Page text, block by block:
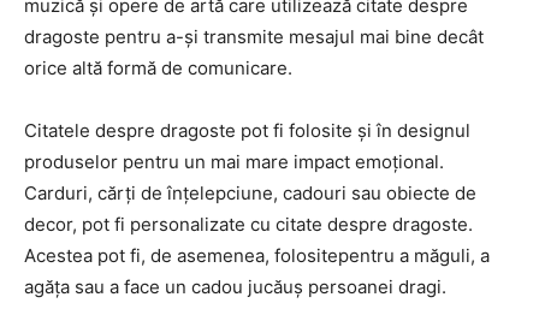
muzică și opere de artă care utilizează citate despre
dragoste pentru a-și transmite mesajul mai bine decât
orice altă formă de comunicare.
Citatele despre dragoste pot fi folosite și în designul
produselor pentru un mai mare impact emoțional.
Carduri, cărți de înțelepciune, cadouri sau obiecte de
decor, pot fi personalizate cu citate despre dragoste.
Acestea pot fi, de asemenea, folositepentru a măguli, a
agăța sau a face un cadou jucăuș persoanei dragi.